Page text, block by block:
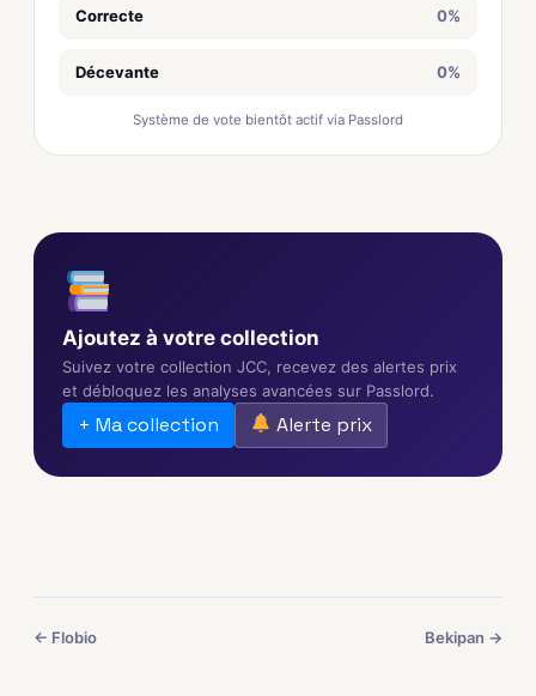
Correcte 0%
Décevante 0%
Système de vote bientôt actif via Passlord
Ajoutez à votre collection
Suivez votre collection JCC, recevez des alertes prix
et débloquez les analyses avancées sur Passlord.
+ Ma collection Alerte prix
← Flobio Bekipan →